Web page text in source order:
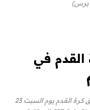
برس)
القدم في
استضافت مدرسة بارستو الثانوية مأدبة فريق كرة القدم يوم السبت 23